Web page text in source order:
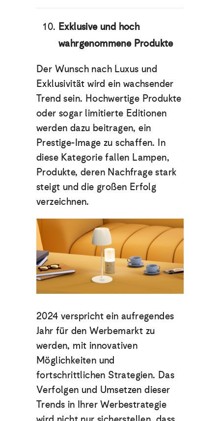
Exklusive und hoch
wahrgenommene Produkte
Der Wunsch nach Luxus und
Exklusivität wird ein wachsender
Trend sein. Hochwertige Produkte
oder sogar limitierte Editionen
werden dazu beitragen, ein
Prestige-Image zu schaffen. In
diese Kategorie fallen Lampen,
Produkte, deren Nachfrage stark
steigt und die großen Erfolg
verzeichnen.
2024 verspricht ein aufregendes
Jahr für den Werbemarkt zu
werden, mit innovativen
Möglichkeiten und
fortschrittlichen Strategien. Das
Verfolgen und Umsetzen dieser
Trends in Ihrer Werbestrategie